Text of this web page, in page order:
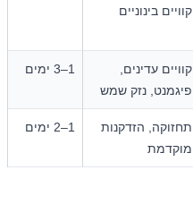
קוויים בינוניים
קוויים עדינים,
פיגמנט, נזק שמש
1–3 ימים
תחזוקה, הזדקנות
מוקדמת
1–2 ימים